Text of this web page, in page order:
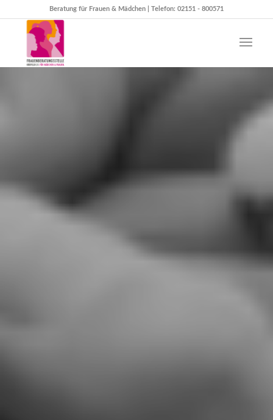
Beratung für Frauen & Mädchen | Telefon: 02151 - 800571